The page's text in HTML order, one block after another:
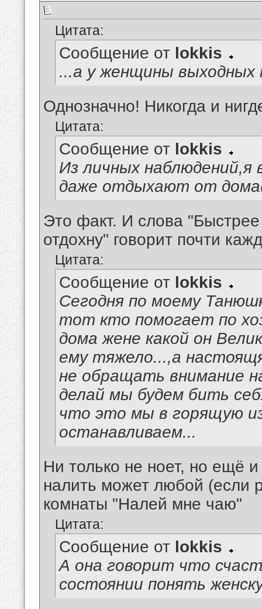
Цитата:
Сообщение от lokkis
...а у женщины выходных
Однозначно! Никогда и
Цитата:
Сообщение от lokkis
Из личных
даже отдыхают от
Это факт. И слова
отдохну" говорит почти
Цитата:
Сообщение от lokkis
Сегодня по моему
тот кто помогает по
дома жене какой он
ему тяжело...,а
не обращать внимание
делай мы будем бить
что это мы в горящую
останавливаем...
Ни только не ноет, но ещё
налить может любой (если
комнаты "Налей мне чаю"
Цитата:
Сообщение от lokkis
А она говорит что
состоянии понять